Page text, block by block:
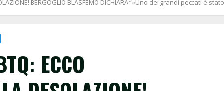
BERGOGLIO BLASFEMO DICHIARA “«Uno dei grandi peccati è
ECCO